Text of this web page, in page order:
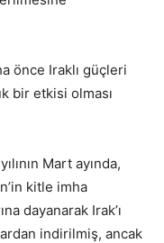
önce Iraklı güçleri
bir etkisi olması
Mart ayında,
kitle imha
dayanarak Irak’ı
indirilmiş, ancak